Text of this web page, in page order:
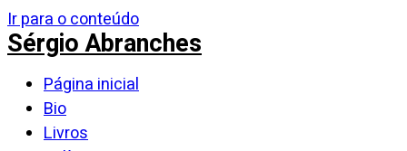
Ir para o conteúdo
Sérgio Abranches
Página inicial
Bio
Livros